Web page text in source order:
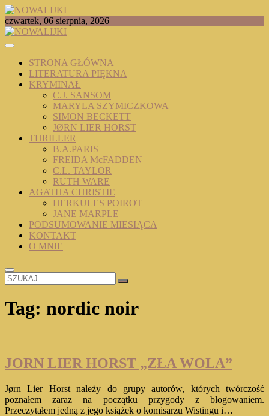
Skip
to
content
NOWALIJKI
TOMASZ RADOCHOŃSKI PISZE O KSIĄŻKACH
czwartek, 06 sierpnia, 2026
STRONA GŁÓWNA
LITERATURA PIĘKNA
KRYMINAŁ
C.J. SANSOM
MARYLA SZYMICZKOWA
SIMON BECKETT
JØRN LIER HORST
THRILLER
B.A.PARIS
FREIDA McFADDEN
C.L. TAYLOR
RUTH WARE
AGATHA CHRISTIE
HERKULES POIROT
JANE MARPLE
PODSUMOWANIE MIESIĄCA
KONTAKT
O MNIE
SZUKAJ
…
Tag: nordic noir
JORN LIER HORST „ZŁA WOLA”
Jørn Lier Horst należy do grupy autorów, których twórczość
poznałem zaraz na początku przygody z blogowaniem.
Przeczytałem jedną z jego książek o komisarzu Wistingu i…